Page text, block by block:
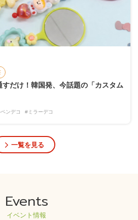
だけ！韓国発、今話題の「カスタム
ンデコ #ミラーデコ
一覧を見る
Events
イベント情報